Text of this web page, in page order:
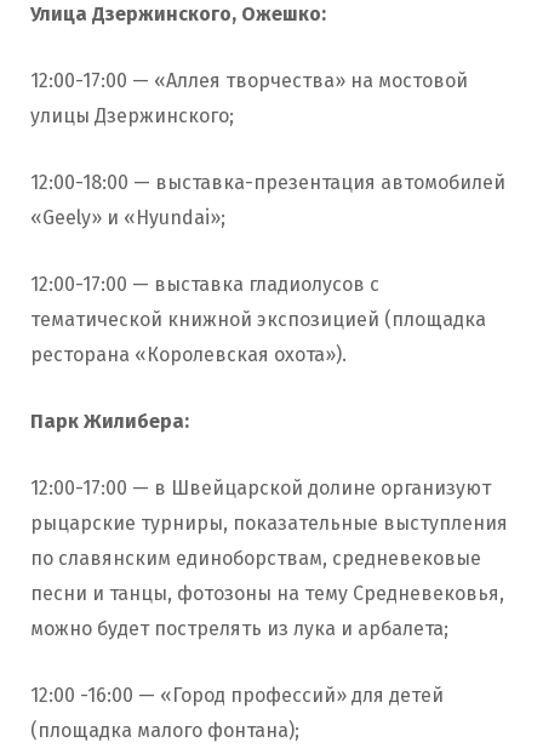
Улица Дзержинского, Ожешко:
12:00-17:00 — «Аллея творчества» на мостовой
улицы Дзержинского;
12:00-18:00 — выставка-презентация автомобилей
«Geely» и «Hyundai»;
12:00-17:00 — выставка гладиолусов с
тематической книжной экспозицией (площадка
ресторана «Королевская охота»).
Парк Жилибера:
12:00-17:00 — в Швейцарской долине организуют
рыцарские турниры, показательные выступления
по славянским единоборствам, средневековые
песни и танцы, фотозоны на тему Средневековья,
можно будет пострелять из лука и арбалета;
12:00 -16:00 — «Город профессий» для детей
(площадка малого фонтана);